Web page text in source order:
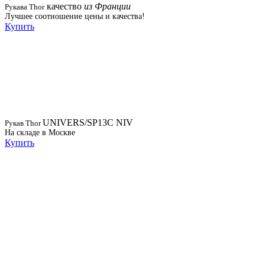
Рукава Thorкачество из Франции
Лучшее соотношение цены и качества!
Купить
Рукав ThorUNIVERS/SP13C NIV
На складе в Москве
Купить